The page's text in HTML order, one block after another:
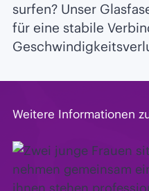
surfen? Unser
für eine stabile
Weitere Informationen